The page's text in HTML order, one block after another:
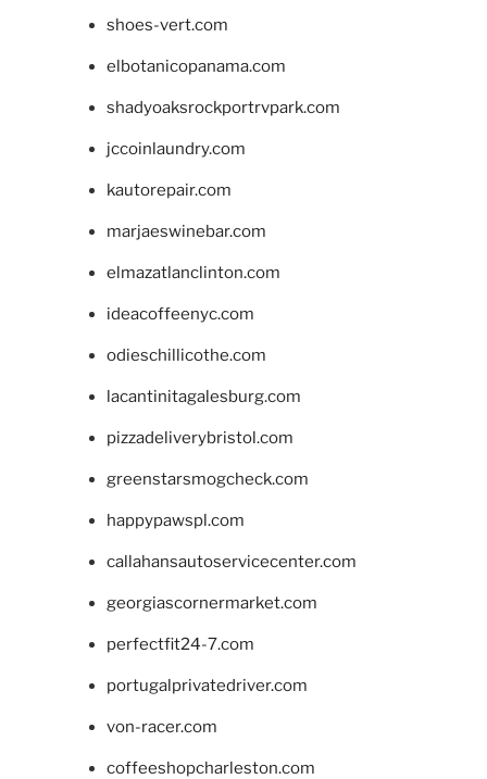
shoes-vert.com
elbotanicopanama.com
shadyoaksrockportrvpark.com
jccoinlaundry.com
kautorepair.com
marjaeswinebar.com
elmazatlanclinton.com
ideacoffeenyc.com
odieschillicothe.com
lacantinitagalesburg.com
pizzadeliverybristol.com
greenstarsmogcheck.com
happypawspl.com
callahansautoservicecenter.com
georgiascornermarket.com
perfectfit24-7.com
portugalprivatedriver.com
von-racer.com
coffeeshopcharleston.com